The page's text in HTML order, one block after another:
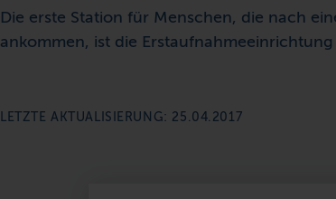
Die erste Station für Menschen, die nach
ankommen, ist die
LETZTE AKTUALISIERUNG: 25.04.2017